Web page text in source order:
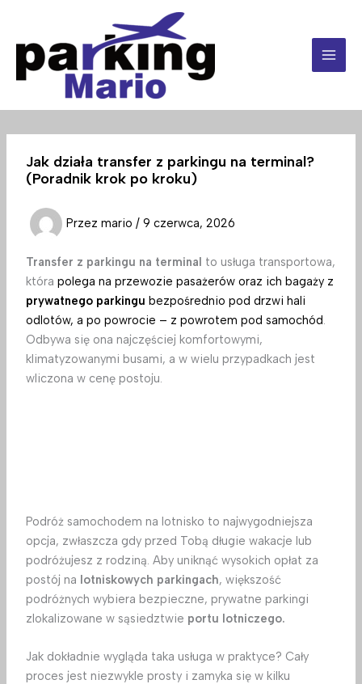
treści
Jak działa transfer z parkingu na terminal?
(Poradnik krok po kroku)
Przez mario / 9 czerwca, 2026
Transfer z parkingu na terminal to usługa transportowa,
która polega na przewozie pasażerów oraz ich bagaży z
prywatnego parkingu bezpośrednio pod drzwi hali
odlotów, a po powrocie – z powrotem pod samochód.
Odbywa się ona najczęściej komfortowymi,
klimatyzowanymi busami, a w wielu przypadkach jest
wliczona w cenę postoju.
Podróż samochodem na lotnisko to najwygodniejsza
opcja, zwłaszcza gdy przed Tobą długie wakacje lub
podróżujesz z rodziną. Aby uniknąć wysokich opłat za
postój na lotniskowych parkingach, większość
podróżnych wybiera bezpieczne, prywatne parkingi
zlokalizowane w sąsiedztwie portu lotniczego.
Jak dokładnie wygląda taka usługa w praktyce? Cały
proces jest niezwykle prosty i zamyka się w kilku